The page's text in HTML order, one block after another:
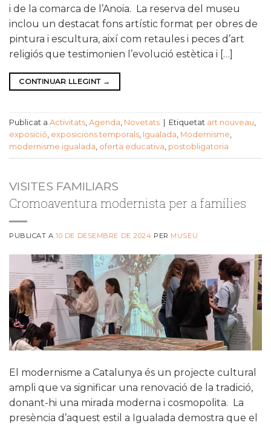
i de la comarca de l’Anoia. La reserva del museu
inclou un destacat fons artístic format per obres de
pintura i escultura, així com retaules i peces d’art
religiós que testimonien l’evolució estètica i […]
CONTINUAR LLEGINT →
Publicat a Activitats, Agenda, Novetats Etiquetat art nouveau,
exposició, exposicions temporals, Igualada, Modernisme,
modernisme igualada, oferta educativa, postobligatoria
VISITES FAMILIARS
Cromoaventura modernista per a famílies
PUBLICAT A10 DE DESEMBRE DE 2024 PER MUSEU
El modernisme a Catalunya és un projecte cultural
ampli que va significar una renovació de la tradició,
donant-hi una mirada moderna i cosmopolita. La
presència d’aquest estil a Igualada demostra que el